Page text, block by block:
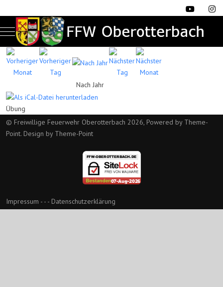
Mobile Menu Toggle
Nach Jahr
Übung
© Freiwillige Feuerwehr Oberotterbach 2026, Powered by Theme-
Point. Design by Theme-Point
Impressum - - - Datenschutzerklärung